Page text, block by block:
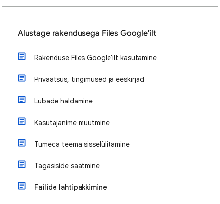
Alustage rakendusega Files Google'ilt
Rakenduse Files Google'ilt kasutamine
Privaatsus, tingimused ja eeskirjad
Lubade haldamine
Kasutajanime muutmine
Tumeda teema sisselülitamine
Tagasiside saatmine
Failide lahtipakkimine